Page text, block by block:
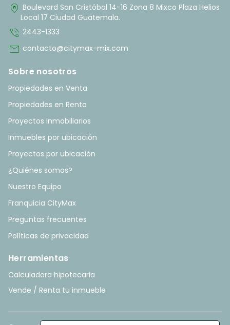
home_pin Boulevard San Cristóbal 14-16 Zona 8 Mixco Plaza Helios
Local 17 Ciudad Guatemala.
phone_in_talk 2443-1333
mail contacto@citymax-mix.com
Sobre nosotros
Propiedades en Venta
Propiedades en Renta
Proyectos Inmobiliarios
Inmuebles por ubicación
Proyectos por ubicación
¿Quiénes somos?
Nuestro Equipo
Franquicia CityMax
Preguntas frecuentes
Políticas de privacidad
Herramientas
Calculadora hipotecaria
Vende / Renta tu inmueble